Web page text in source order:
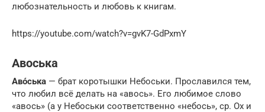
любознательность и любовь к книгам.
https://youtube.com/watch?v=gvK7-GdPxmY
Авоська
Аво́ська — брат коротышки Небоськи. Прославился тем,
что любил всё делать на «авось». Его любимое слово
«авось» (а у Небоськи соответственно «небось», ср. Ох и